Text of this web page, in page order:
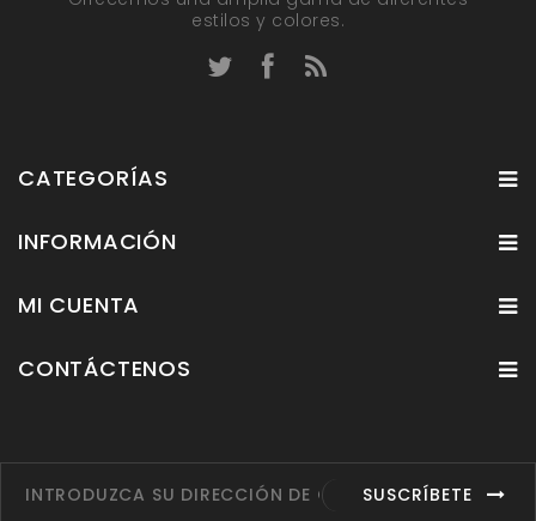
estilos y colores.
CATEGORÍAS
INFORMACIÓN
MI CUENTA
CONTÁCTENOS
SUSCRÍBETE